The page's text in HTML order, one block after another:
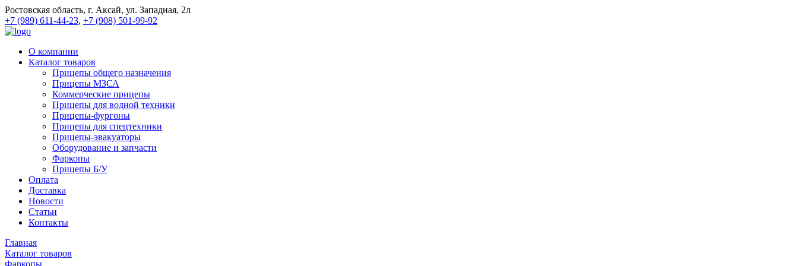
Ростовская область, г. Аксай, ул. Западная, 2л
+7 (989) 611-44-23, +7 (908) 501-99-92
О компании
Каталог товаров
Прицепы общего назначения
Прицепы МЗСА
Коммерческие прицепы
Прицепы для водной техники
Прицепы-фургоны
Прицепы для спецтехники
Прицепы-эвакуаторы
Оборудование и запчасти
Фаркопы
Прицепы Б/У
Оплата
Доставка
Новости
Статьи
Контакты
Главная
Каталог товаров
Фаркопы